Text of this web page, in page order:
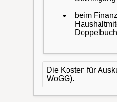
beim
Die Kosten für
WoGG).